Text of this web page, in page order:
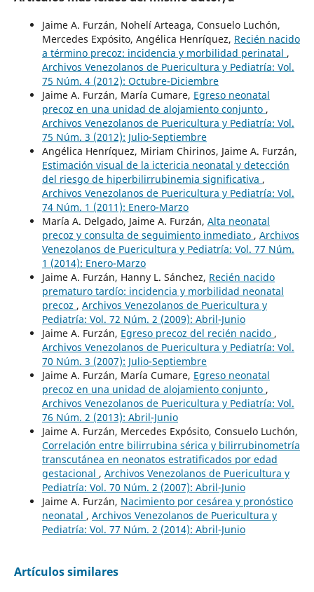
Jaime A. Furzán, Nohelí Arteaga, Consuelo Luchón,
Mercedes Expósito, Angélica Henríquez, Recién nacido
a término precoz: incidencia y morbilidad perinatal ,
Archivos Venezolanos de Puericultura y Pediatría: Vol.
75 Núm. 4 (2012): Octubre-Diciembre
Jaime A. Furzán, María Cumare, Egreso neonatal
precoz en una unidad de alojamiento conjunto ,
Archivos Venezolanos de Puericultura y Pediatría: Vol.
75 Núm. 3 (2012): Julio-Septiembre
Angélica Henríquez, Miriam Chirinos, Jaime A. Furzán,
Estimación visual de la ictericia neonatal y detección
del riesgo de hiperbilirrubinemia significativa ,
Archivos Venezolanos de Puericultura y Pediatría: Vol.
74 Núm. 1 (2011): Enero-Marzo
María A. Delgado, Jaime A. Furzán, Alta neonatal
precoz y consulta de seguimiento inmediato , Archivos
Venezolanos de Puericultura y Pediatría: Vol. 77 Núm.
1 (2014): Enero-Marzo
Jaime A. Furzán, Hanny L. Sánchez, Recién nacido
prematuro tardío: incidencia y morbilidad neonatal
precoz , Archivos Venezolanos de Puericultura y
Pediatría: Vol. 72 Núm. 2 (2009): Abril-Junio
Jaime A. Furzán, Egreso precoz del recién nacido ,
Archivos Venezolanos de Puericultura y Pediatría: Vol.
70 Núm. 3 (2007): Julio-Septiembre
Jaime A. Furzán, María Cumare, Egreso neonatal
precoz en una unidad de alojamiento conjunto ,
Archivos Venezolanos de Puericultura y Pediatría: Vol.
76 Núm. 2 (2013): Abril-Junio
Jaime A. Furzán, Mercedes Expósito, Consuelo Luchón,
Correlación entre bilirrubina sérica y bilirrubinometría
transcutánea en neonatos estratificados por edad
gestacional , Archivos Venezolanos de Puericultura y
Pediatría: Vol. 70 Núm. 2 (2007): Abril-Junio
Jaime A. Furzán, Nacimiento por cesárea y pronóstico
neonatal , Archivos Venezolanos de Puericultura y
Pediatría: Vol. 77 Núm. 2 (2014): Abril-Junio
Artículos similares